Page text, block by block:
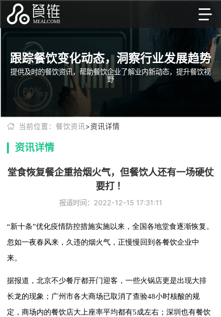
跟踪餐饮变化动态，洞察行业发展趋势
提供及时的餐饮资讯，帮助餐饮企业了解业内新动态，提升餐饮视
野
当前位置：餐饮资讯 >资讯详情
资讯详情
堂食恢复餐企重拾烟火气，但餐饮人还有一场硬仗
要打 ！
报道时间：2022-12-15 17:31:11
“新十条”优化疫情防控措施实施以来，全国各地堂食逐渐恢复。
忽如一夜春风来，久违的烟火气，正慢慢回到各餐饮企业中
来。
据报道，北京不少餐厅都开门迎客，一些火锅店更是出现大排
长龙的现象；广州市各大商场已取消了查验48小时核酸的规
定，商场内的餐饮店大上座率平均都有5成左右；深圳也有餐饮